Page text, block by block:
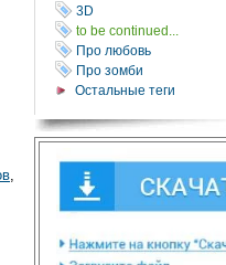
3D
to be continued...
Про любовь
Про зомби
Остальные теги